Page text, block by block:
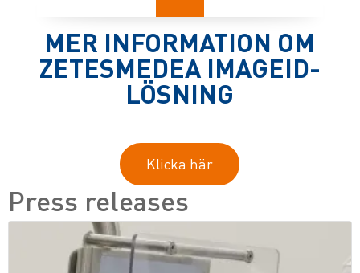
MER INFORMATION OM
ZETESMEDEA IMAGEID-
LÖSNING
Klicka här
Press releases